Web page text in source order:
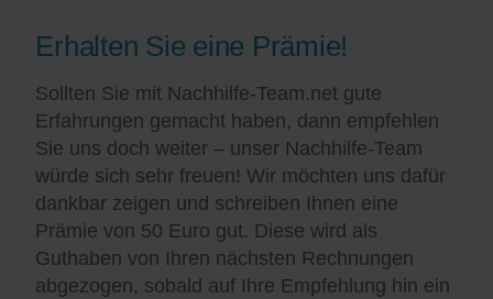
Erhalten Sie eine Prämie!
Sollten Sie mit Nachhilfe-Team.net gute
Erfahrungen gemacht haben, dann empfehlen
Sie uns doch weiter – unser Nachhilfe-Team
würde sich sehr freuen! Wir möchten uns dafür
dankbar zeigen und schreiben Ihnen eine
Prämie von 50 Euro gut. Diese wird als
Guthaben von Ihren nächsten Rechnungen
abgezogen, sobald auf Ihre Empfehlung hin ein